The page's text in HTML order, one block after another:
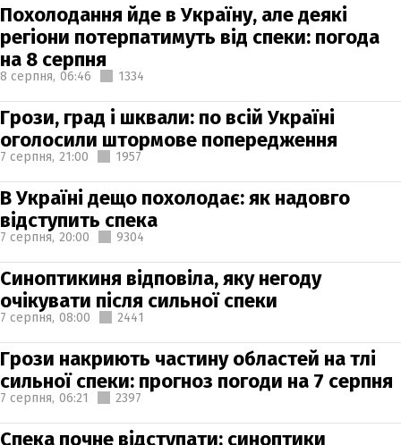
Похолодання йде в Україну, але деякі
регіони потерпатимуть від спеки: погода
на 8 серпня
8 серпня, 06:46 1334
Грози, град і шквали: по всій Україні
оголосили штормове попередження
7 серпня, 21:00 1957
В Україні дещо похолодає: як надовго
відступить спека
7 серпня, 20:00 9304
Синоптикиня відповіла, яку негоду
очікувати після сильної спеки
7 серпня, 08:00 2441
Грози накриють частину областей на тлі
сильної спеки: прогноз погоди на 7 серпня
7 серпня, 06:21 2397
Спека почне відступати: синоптики